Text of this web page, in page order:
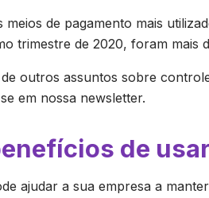
de pagamento mais
trimestre de 2020, foram mais
outros assuntos sobre
em nossa newsletter.
de
ajudar a sua empresa a